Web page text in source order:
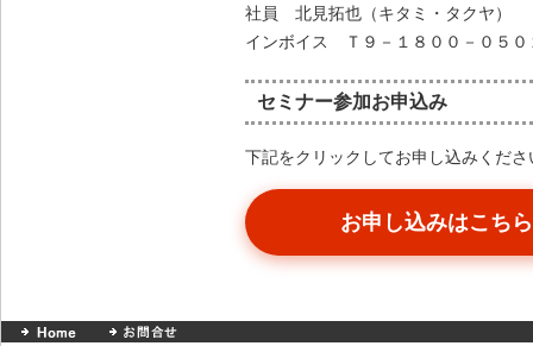
社員 北見拓也（キタミ・タクヤ）
インボイス Ｔ９－１８００－０５０
セミナー参加お申込み
下記をクリックしてお申し込みくだ
お申し込みはこちら